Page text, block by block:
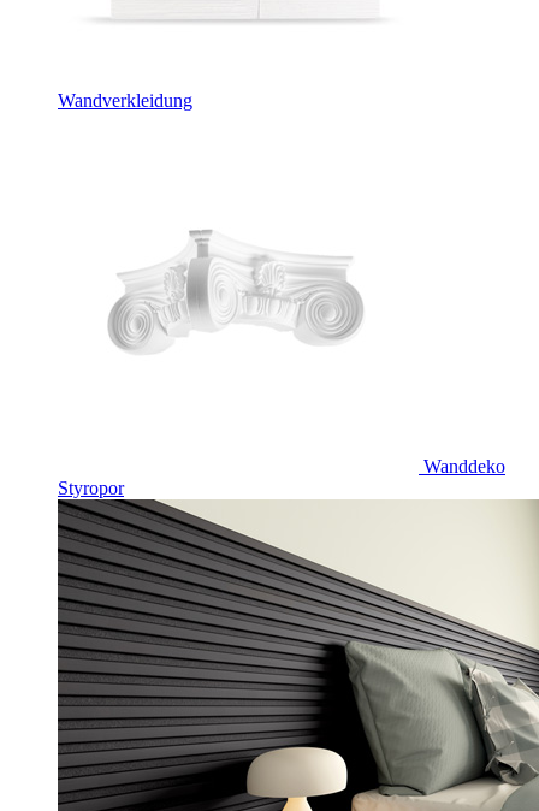
Wandverkleidung
Wanddeko
Styropor